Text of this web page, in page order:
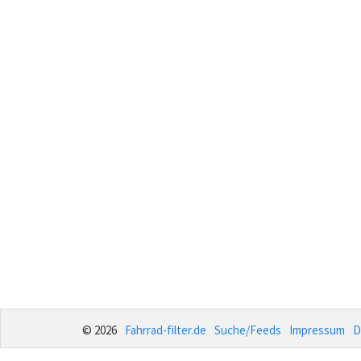
© 2026 Fahrrad-filter.de Suche/Feeds Impressum